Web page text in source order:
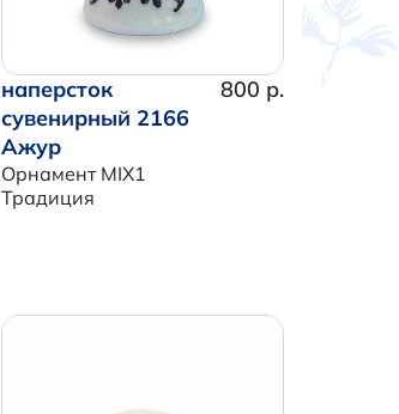
наперсток
сувенирный 2166
Ажур
Орнамент MIX1
Традиция
800 р.